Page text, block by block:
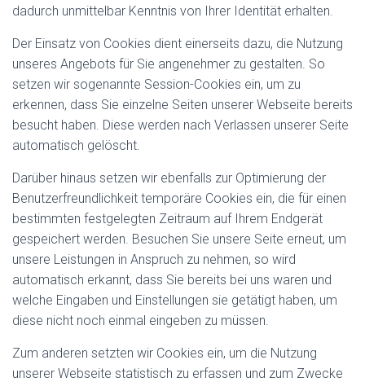
dadurch unmittelbar Kenntnis von Ihrer Identität erhalten.
Der Einsatz von Cookies dient einerseits dazu, die Nutzung
unseres Angebots für Sie angenehmer zu gestalten. So
setzen wir sogenannte Session-Cookies ein, um zu
erkennen, dass Sie einzelne Seiten unserer Webseite bereits
besucht haben. Diese werden nach Verlassen unserer Seite
automatisch gelöscht.
Darüber hinaus setzen wir ebenfalls zur Optimierung der
Benutzerfreundlichkeit temporäre Cookies ein, die für einen
bestimmten festgelegten Zeitraum auf Ihrem Endgerät
gespeichert werden. Besuchen Sie unsere Seite erneut, um
unsere Leistungen in Anspruch zu nehmen, so wird
automatisch erkannt, dass Sie bereits bei uns waren und
welche Eingaben und Einstellungen sie getätigt haben, um
diese nicht noch einmal eingeben zu müssen.
Zum anderen setzten wir Cookies ein, um die Nutzung
unserer Webseite statistisch zu erfassen und zum Zwecke